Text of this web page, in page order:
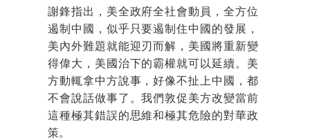
謝鋒指出，美全政府全社會動員，全方位
遏制中國，似乎只要遏制住中國的發展，
美內外難題就能迎刃而解，美國將重新變
得偉大，美國治下的霸權就可以延續。美
方動輒拿中方說事，好像不扯上中國，都
不會說話做事了。我們敦促美方改變當前
這種極其錯誤的思維和極其危險的對華政
策。